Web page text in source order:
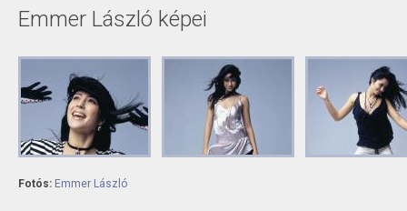
Emmer László képei
Fotós: Emmer László